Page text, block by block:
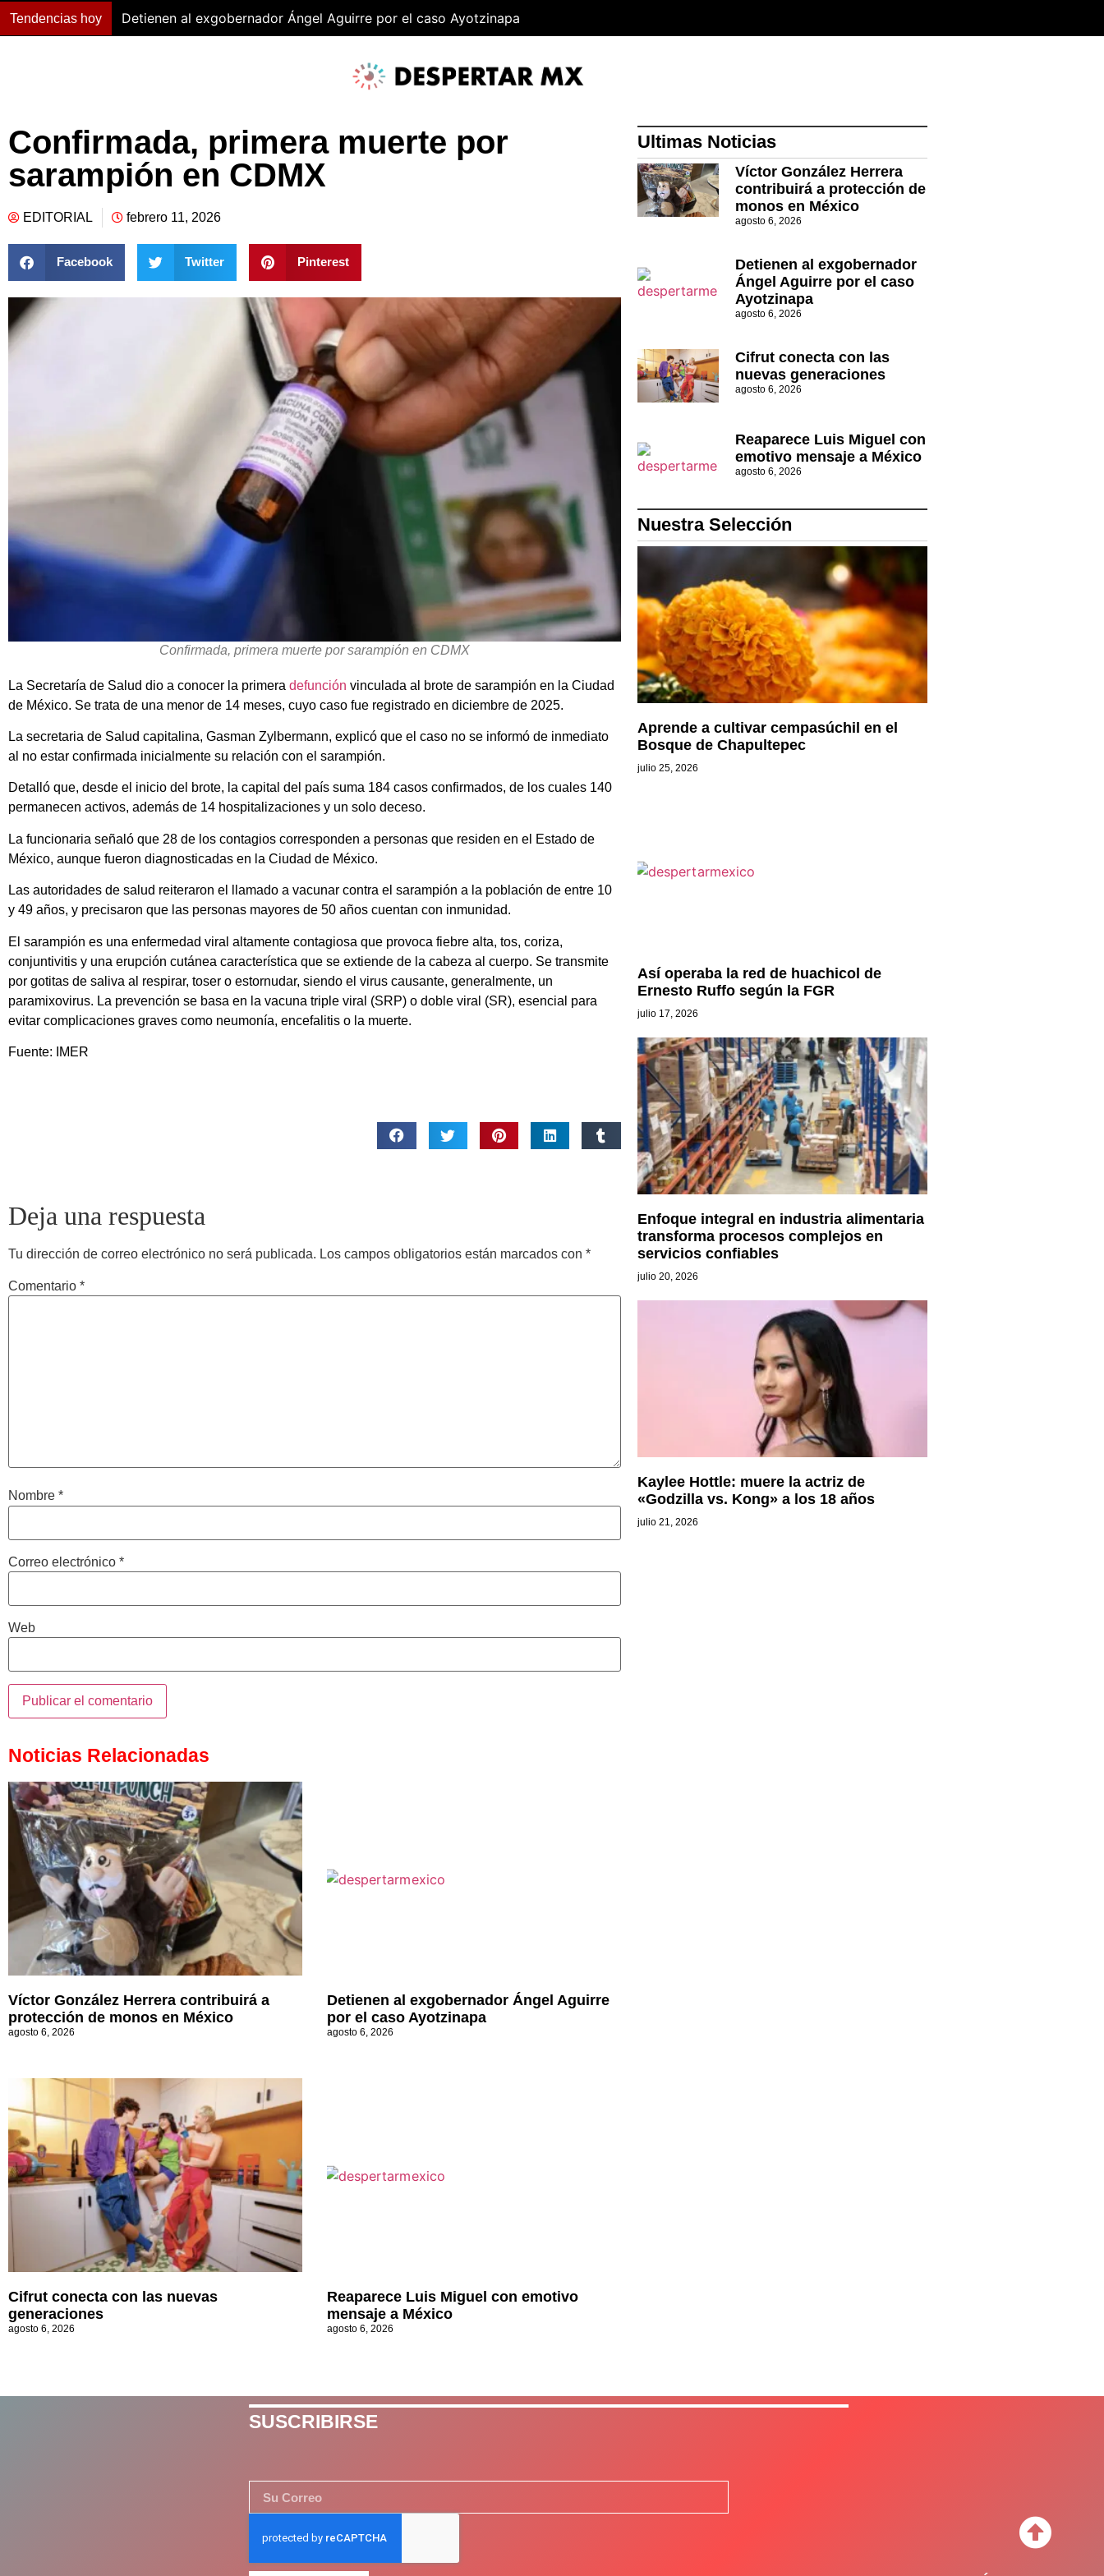
Tendencias hoy Detienen al exgobernador Ángel Aguirre por el caso Ayotzinapa
Confirmada, primera muerte por
sarampión en CDMX
EDITORIAL febrero 11, 2026
Facebook Twitter Pinterest
Confirmada, primera muerte por sarampión en CDMX
La Secretaría de Salud dio a conocer la primera defunción vinculada al brote de sarampión en la Ciudad
de México. Se trata de una menor de 14 meses, cuyo caso fue registrado en diciembre de 2025.
La secretaria de Salud capitalina, Gasman Zylbermann, explicó que el caso no se informó de inmediato
al no estar confirmada inicialmente su relación con el sarampión.
Detalló que, desde el inicio del brote, la capital del país suma 184 casos confirmados, de los cuales 140
permanecen activos, además de 14 hospitalizaciones y un solo deceso.
La funcionaria señaló que 28 de los contagios corresponden a personas que residen en el Estado de
México, aunque fueron diagnosticadas en la Ciudad de México.
Las autoridades de salud reiteraron el llamado a vacunar contra el sarampión a la población de entre 10
y 49 años, y precisaron que las personas mayores de 50 años cuentan con inmunidad.
El sarampión es una enfermedad viral altamente contagiosa que provoca fiebre alta, tos, coriza,
conjuntivitis y una erupción cutánea característica que se extiende de la cabeza al cuerpo. Se transmite
por gotitas de saliva al respirar, toser o estornudar, siendo el virus causante, generalmente, un
paramixovirus. La prevención se basa en la vacuna triple viral (SRP) o doble viral (SR), esencial para
evitar complicaciones graves como neumonía, encefalitis o la muerte.
Fuente: IMER
Deja una respuesta
Tu dirección de correo electrónico no será publicada. Los campos obligatorios están marcados con *
Comentario *
Nombre *
Correo electrónico *
Web
Noticias Relacionadas
Víctor González Herrera contribuirá a
protección de monos en México
agosto 6, 2026
Detienen al exgobernador Ángel Aguirre
por el caso Ayotzinapa
agosto 6, 2026
Cifrut conecta con las nuevas
generaciones
agosto 6, 2026
Reaparece Luis Miguel con emotivo
mensaje a México
agosto 6, 2026
Ultimas Noticias
Víctor González Herrera
contribuirá a protección de
monos en México
agosto 6, 2026
Detienen al exgobernador
Ángel Aguirre por el caso
Ayotzinapa
agosto 6, 2026
Cifrut conecta con las
nuevas generaciones
agosto 6, 2026
Reaparece Luis Miguel con
emotivo mensaje a México
agosto 6, 2026
Nuestra Selección
Aprende a cultivar cempasúchil en el
Bosque de Chapultepec
julio 25, 2026
Así operaba la red de huachicol de
Ernesto Ruffo según la FGR
julio 17, 2026
Enfoque integral en industria alimentaria
transforma procesos complejos en
servicios confiables
julio 20, 2026
Kaylee Hottle: muere la actriz de
«Godzilla vs. Kong» a los 18 años
julio 21, 2026
SUSCRIBIRSE